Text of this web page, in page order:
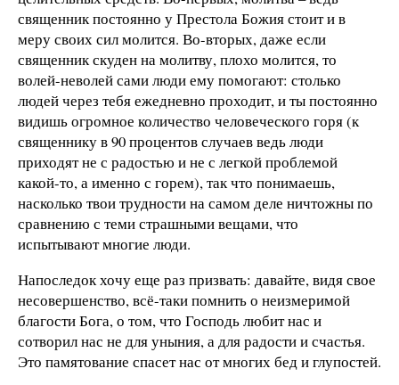
священник постоянно у Престола Божия стоит и в
меру своих сил молится. Во-вторых, даже если
священник скуден на молитву, плохо молится, то
волей-неволей сами люди ему помогают: столько
людей через тебя ежедневно проходит, и ты постоянно
видишь огромное количество человеческого горя (к
священнику в 90 процентов случаев ведь люди
приходят не с радостью и не с легкой проблемой
какой-то, а именно с горем), так что понимаешь,
насколько твои трудности на самом деле ничтожны по
сравнению с теми страшными вещами, что
испытывают многие люди.
Напоследок хочу еще раз призвать: давайте, видя свое
несовершенство, всё-таки помнить о неизмеримой
благости Бога, о том, что Господь любит нас и
сотворил нас не для уныния, а для радости и счастья.
Это памятование спасет нас от многих бед и глупостей.